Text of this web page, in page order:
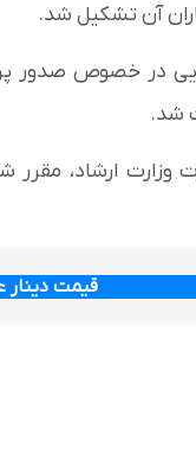
آن تشکیل شد.
در خصوص صدور
شد.
وزارت ارشاد،
قیمت دینار عراق